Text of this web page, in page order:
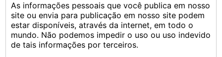
As informações pessoais que você publica em nosso
site ou envia para publicação em nosso site podem
estar disponíveis, através da internet, em todo o
mundo. Não podemos impedir o uso ou uso indevido
de tais informações por terceiros.